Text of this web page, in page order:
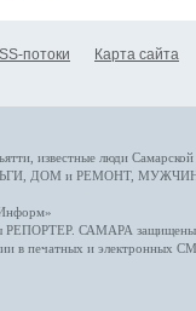
рассказала Ольга
ходе сессии
качества жизни" в
ПМЭФ 2025. В
РФ Михаил
представители
Государственной
потоки Карта сайта
известные люди
ДОМ и РЕМОНТ,
РЕПОРТЕР. САМАРА защищены.
в печатных и электронных